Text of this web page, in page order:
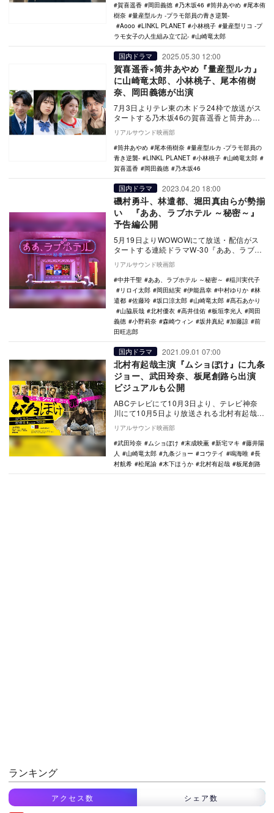
賀喜遥香
岡田義徳 乃木坂46 筒井あやめ
尾本侑
樹奈
量産型ルカ -プラモ部員の青き逆襲-
Aooo
LINKL PLANET 小林桃子
量産型リコ -プ
ラモ女子の人生組み立て記-
山崎竜太郎
国内ドラマ 2025.05.30 12:00
賀喜遥香×筒井あやめ『量産型ルカ』
に山崎竜太郎、小林桃子、尾本侑樹
奈、岡田義徳が出演
7月3日よりテレ東の木ドラ24枠で放送がス
タートする乃木坂46の賀喜遥香と筒井あや
めのW主演ドラマ『量産型ルカ -プラモ部員
の青…
リアルサウンド映画部
筒井あやめ
尾本侑樹奈
量産型ルカ -プラモ部員の
青き逆襲-
LINKL PLANET 小林桃子
山崎竜太郎
賀喜遥香
岡田義徳 乃木坂46
国内ドラマ 2023.04.20 18:00
磯村勇斗、林遣都、堀田真由らが勢揃
い 『ああ、ラブホテル ～秘密～』
予告編公開
5月19日よりWOWOWにて放送・配信がス
タートする連続ドラマW-30『ああ、ラブホ
テル ～秘密～』の全エピソードを網羅した
予告…
リアルサウンド映画部
中井千聖
ああ、ラブホテル ～秘密～
稲川実代子
リロイ太郎
岡田結実 伊能昌幸 中村ゆりか
林
遣都
佐藤玲 坂口涼太郎 山崎竜太郎
髙石あかり
山脇辰哉
北村優衣 高井佳佑 板垣李光人
岡田
義徳
小野莉奈 森崎ウィン 坂井真紀 加藤諒
前
田旺志郎
国内ドラマ 2021.09.01 07:00
北村有起哉主演『ムショぼけ』に九条
ジョー、武田玲奈、板尾創路ら出演
ビジュアルも公開
ABCテレビにて10月3日より、テレビ神奈
川にて10月5日より放送される北村有起哉主
演ドラマ『ムショぼけ』の主要キャストが
発表さ…
リアルサウンド映画部
武田玲奈
ムショぼけ 末成映薫 新宅マキ
藤井陽
人
山崎竜太郎 九条ジョー コウテイ 鳴海唯
長
村航希
松尾諭 木下ほうか 北村有起哉 板尾創路
ランキング
アクセス数 シェア数